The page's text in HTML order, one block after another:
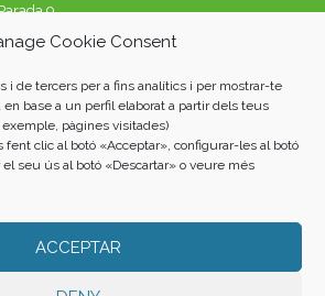
Cookie Consent
i de tercers per a fins analítics i per mostrar-te
base a un perfil elaborat a partir dels teus
pàgines visitades)
fent clic al botó «Acceptar», configurar-les al botó
seu ús al botó «Descartar» o veure més
ACCEPTAR
9
de Sant Andreu. 08030 Barcelona
060
de tot Sant Andreu
8
Sant Andreu. 08030 Barcelona
AVISO LEGAL|POLÍTICA DE PRIVACIDAD
San Andrés i Oriol L. Rubio. Home: Luis